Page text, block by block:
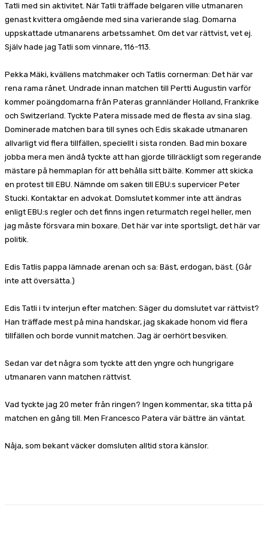
Tatli med sin aktivitet. När Tatli träffade belgaren ville utmanaren
genast kvittera omgående med sina varierande slag. Domarna
uppskattade utmanarens arbetssamhet. Om det var rättvist, vet ej.
Själv hade jag Tatli som vinnare, 116-113.
Pekka Mäki, kvällens matchmaker och Tatlis cornerman: Det här var
rena rama rånet. Undrade innan matchen till Pertti Augustin varför
kommer poängdomarna från Pateras grannländer Holland, Frankrike
och Switzerland. Tyckte Patera missade med de flesta av sina slag.
Dominerade matchen bara till synes och Edis skakade utmanaren
allvarligt vid flera tillfällen, speciellt i sista ronden. Bad min boxare
jobba mera men ändå tyckte att han gjorde tillräckligt som regerande
mästare på hemmaplan för att behålla sitt bälte. Kommer att skicka
en protest till EBU. Nämnde om saken till EBU:s supervicer Peter
Stucki. Kontaktar en advokat. Domslutet kommer inte att ändras
enligt EBU:s regler och det finns ingen returmatch regel heller, men
jag måste försvara min boxare. Det här var inte sportsligt, det här var
politik.
Edis Tatlis pappa lämnade arenan och sa: Bäst, erdogan, bäst. (Går
inte att översätta.)
Edis Tatli i tv interjun efter matchen: Säger du domslutet var rättvist?
Han träffade mest på mina handskar, jag skakade honom vid flera
tillfällen och borde vunnit matchen. Jag är oerhört besviken.
Sedan var det några som tyckte att den yngre och hungrigare
utmanaren vann matchen rättvist.
Vad tyckte jag 20 meter från ringen? Ingen kommentar, ska titta på
matchen en gång till. Men Francesco Patera vär bättre än väntat.
Nåja, som bekant väcker domsluten alltid stora känslor.